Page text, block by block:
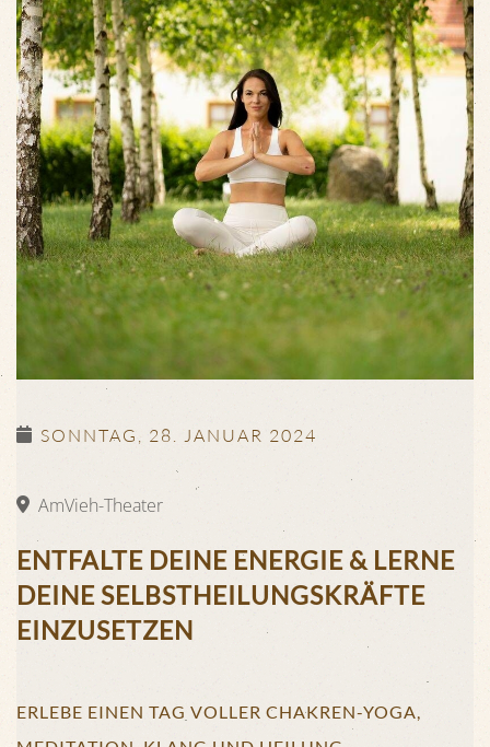
SONNTAG, 28. JANUAR 2024
AmVieh-Theater
ENTFALTE DEINE ENERGIE & LERNE
DEINE SELBSTHEILUNGSKRÄFTE
EINZUSETZEN
ERLEBE EINEN TAG VOLLER CHAKREN-YOGA,